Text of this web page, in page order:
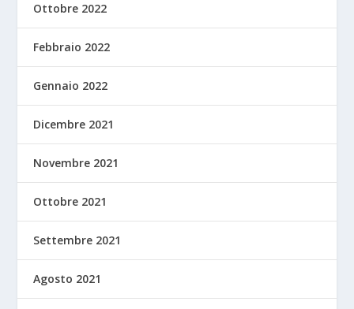
Ottobre 2022
Febbraio 2022
Gennaio 2022
Dicembre 2021
Novembre 2021
Ottobre 2021
Settembre 2021
Agosto 2021